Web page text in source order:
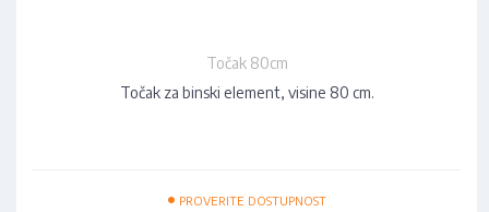
Točak 80cm
Točak za binski element, visine 80 cm.
• PROVERITE DOSTUPNOST